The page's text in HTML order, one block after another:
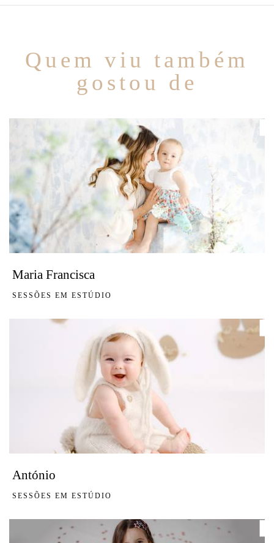
Quem viu também
gostou de
Maria Francisca
SESSÕES EM ESTÚDIO
António
SESSÕES EM ESTÚDIO